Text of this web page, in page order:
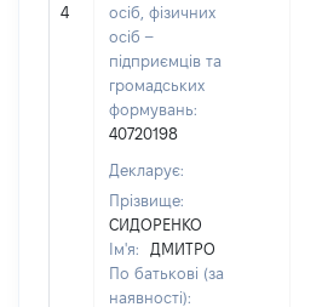
4
осіб, фізичних
осіб –
підприємців та
громадських
формувань:
40720198
Декларує:
Прізвище:
СИДОРЕНКО
Ім'я:
ДМИТРО
По батькові (за
наявності):